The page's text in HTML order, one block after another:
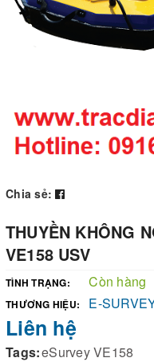
Chia sẻ:
THUYỀN KHÔNG
VE158 USV
TÌNH TRẠNG: Còn hàng
THƯƠNG HIỆU: E-
Liên hệ
Tags:eSurvey VE158